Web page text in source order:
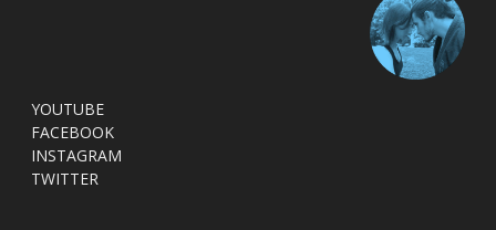
YOUTUBE
FACEBOOK
INSTAGRAM
TWITTER